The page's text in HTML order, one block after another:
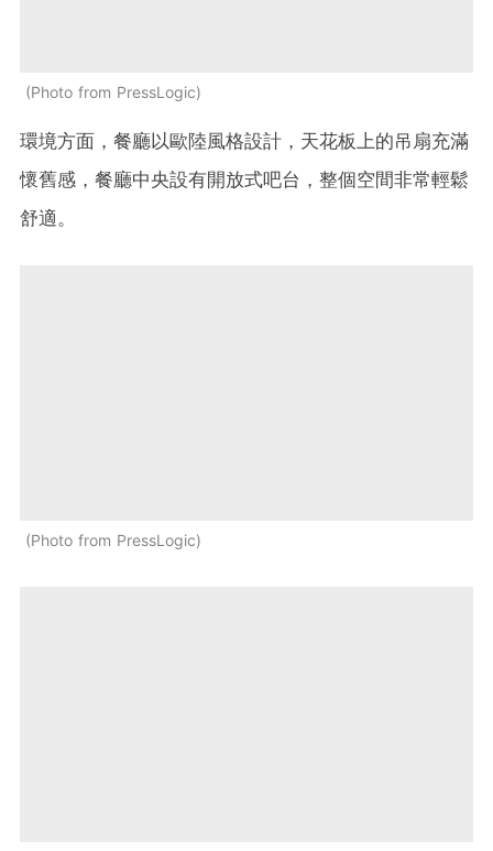
Photo from PressLogic
環境方面，餐廳以歐陸風格設計，天花板上的吊扇充滿
懷舊感，餐廳中央設有開放式吧台，整個空間非常輕鬆
舒適。
Photo from PressLogic